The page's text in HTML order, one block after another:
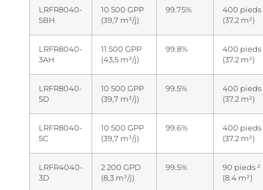
LRFR8040-
5BH
10 500 GPP
(39,7 m³/j)
99.75%
400 pieds
(37.2 m²)
LRFR8040-
3AH
11 500 GPP
(43,5 m³/j)
99.8%
400 pieds
(37.2 m²)
LRFR8040-
5D
10 500 GPP
(39,7 m³/j)
99.5%
400 pieds
(37.2 m²)
LRFR8040-
5C
10 500 GPP
(39,7 m³/j)
99.6%
400 pieds
(37.2 m²)
LRFR4040-
3D
2 200 GPD
(8,3 m³/j)
99.5%
90 pieds ²
(8.4 m²)